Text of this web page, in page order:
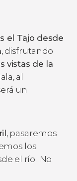
el Tajo desde
, disfrutando
vistas de la
al
un
, pasaremos
los
el río. ¡No